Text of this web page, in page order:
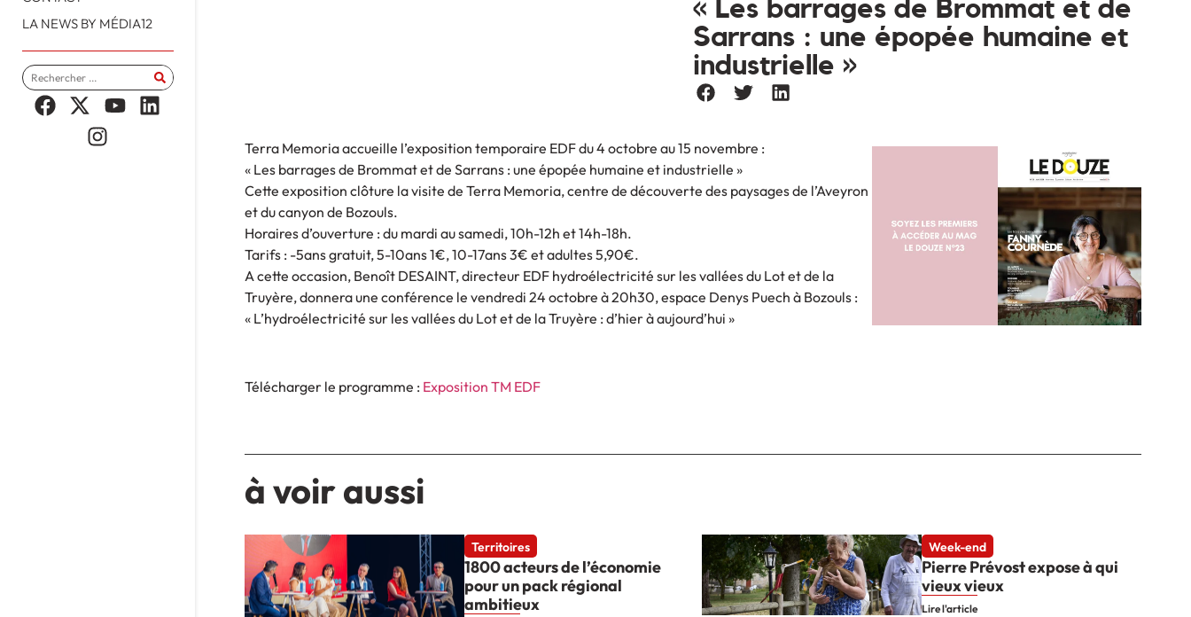
LA NEWS BY MÉDIA12
« Les barrages de Brommat et de
Sarrans : une épopée humaine et
industrielle »
Terra Memoria accueille l’exposition temporaire EDF du 4 octobre au 15 novembre :
« Les barrages de Brommat et de Sarrans : une épopée humaine et industrielle »
Cette exposition clôture la visite de Terra Memoria, centre de découverte des paysages de l’Aveyron
et du canyon de Bozouls.
Horaires d’ouverture : du mardi au samedi, 10h-12h et 14h-18h.
Tarifs : -5ans gratuit, 5-10ans 1€, 10-17ans 3€ et adultes 5,90€.
A cette occasion, Benoît DESAINT, directeur EDF hydroélectricité sur les vallées du Lot et de la
Truyère, donnera une conférence le vendredi 24 octobre à 20h30, espace Denys Puech à Bozouls :
« L’hydroélectricité sur les vallées du Lot et de la Truyère : d’hier à aujourd’hui »
Télécharger le programme : Exposition TM EDF
à voir aussi
Territoires
1800 acteurs de l’économie
pour un pack régional
ambitieux
Week-end
Pierre Prévost expose à qui
vieux vieux
Lire l'article